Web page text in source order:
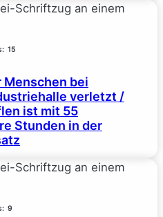
15
Menschen bei
verletzt /
ist mit 55
Stunden in der
9